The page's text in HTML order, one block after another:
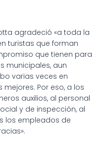
agradeció «a toda la
turistas que forman
que tienen para
municipales, aun
varias veces en
Por eso, a los
auxilios, al personal
y de inspección, al
los empleados de